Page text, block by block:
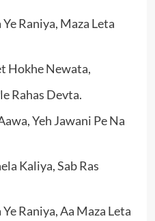
Raniya, Maza Leta
Hokhe Newata,
Rahas Devta.
Yeh Jawani Pe Na
Kaliya, Sab Ras
Raniya, Aa Maza Leta